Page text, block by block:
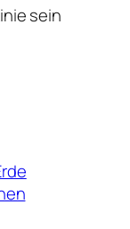
sein